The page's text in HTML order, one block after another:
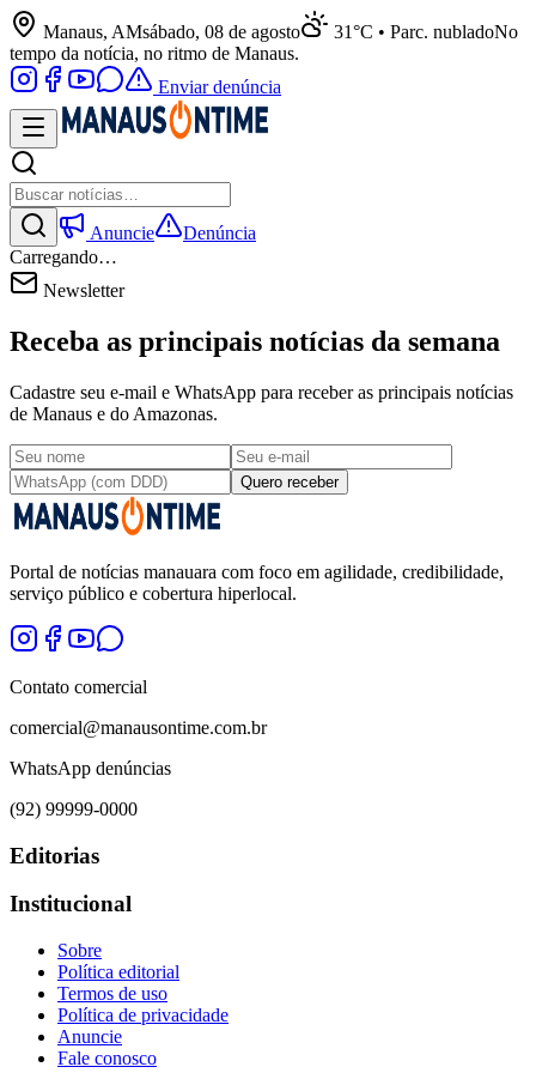
Manaus, AMsábado, 08 de agosto 31°C • Parc. nubladoNo
tempo da notícia, no ritmo de Manaus.
Enviar denúncia
Anuncie
Denúncia
Carregando…
Newsletter
Receba as principais notícias da semana
Cadastre seu e-mail e WhatsApp para receber as principais notícias
de Manaus e do Amazonas.
Quero receber
Portal de notícias manauara com foco em agilidade, credibilidade,
serviço público e cobertura hiperlocal.
Contato comercial
comercial@manausontime.com.br
WhatsApp denúncias
(92) 99999-0000
Editorias
Institucional
Sobre
Política editorial
Termos de uso
Política de privacidade
Anuncie
Fale conosco